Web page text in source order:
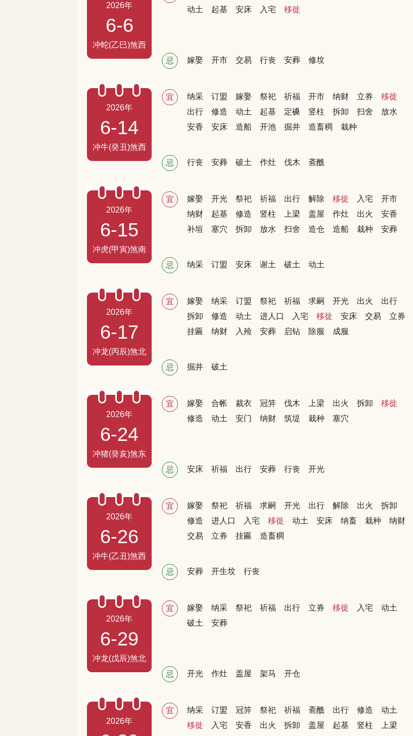
2026年
6-6
冲蛇(乙巳)煞西
动土
起基 安床 入宅 移徙
忌 嫁娶 开市 交易 行丧 安葬 修坟
2026年
6-14
冲牛(癸丑)煞西
宜 纳采 订盟 嫁娶 祭祀 祈福 开市 纳财 立券
移徙
出行
修造 动土 起基 定磉 竖柱 拆卸 扫舍
放水
安香
安床 造船 开池 掘井 造畜稠 栽种
忌 行丧 安葬 破土 作灶 伐木 斋醮
2026年
6-15
冲虎(甲寅)煞南
宜 嫁娶 开光 祭祀 祈福 出行 解除 移徙 入宅
开市
纳财
起基 修造 竖柱 上梁 盖屋 作灶 出火
安香
补垣
塞穴 拆卸 放水 扫舍 造仓 造船 栽种 安葬
忌 纳采 订盟 安床 谢土 破土 动土
2026年
6-17
冲龙(丙辰)煞北
宜 嫁娶 纳采 订盟 祭祀 祈福 求嗣 开光 出火
出行
拆卸
修造 动土 进人口 入宅 移徙 安床 交易
立券
挂匾
纳财 入殓 安葬 启钻 除服 成服
忌 掘井 破土
2026年
6-24
冲猪(癸亥)煞东
宜 嫁娶 合帐 裁衣 冠笄 伐木 上梁 出火 拆卸
移徙
修造
动土 安门 纳财 筑堤 栽种 塞穴
忌 安床 祈福 出行 安葬 行丧 开光
2026年
6-26
冲牛(乙丑)煞西
宜 嫁娶 祭祀 祈福 求嗣 开光 出行 解除 出火
拆卸
修造
进人口 入宅 移徙 动土 安床 纳畜 栽种
纳财
交易
立券 挂匾 造畜稠
忌 安葬 开生坟 行丧
2026年
6-29
冲龙(戊辰)煞北
宜 嫁娶 纳采 祭祀 祈福 出行 立券 移徙 入宅
动土
破土
安葬
忌 开光 作灶 盖屋 架马 开仓
2026年
宜 纳采 订盟 冠笄 祭祀 祈福 斋醮 出行 修造
动土
移徙
入宅 安香 出火 拆卸 盖屋 起基 竖柱 上梁